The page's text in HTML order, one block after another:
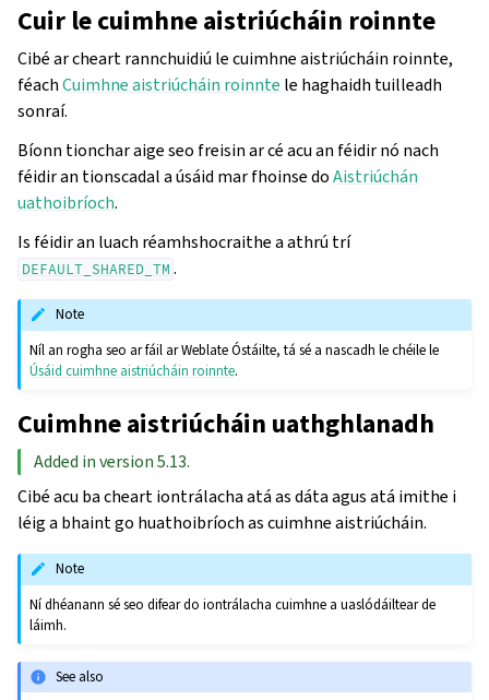
Cuir le cuimhne aistriúcháin roinnte
Cibé ar cheart rannchuidiú le cuimhne aistriúcháin roinnte,
féachCuimhne aistriúcháin roinnte le haghaidh tuilleadh
sonraí.
Bíonn tionchar aige seo freisin ar cé acu an féidir nó nach
féidir an tionscadal a úsáid mar fhoinse doAistriúchán
uathoibríoch.
Is féidir an luach réamhshocraithe a athrú trí
DEFAULT_SHARED_TM .
Note
Níl an rogha seo ar fáil ar Weblate Óstáilte, tá sé a nascadh le chéile le
Úsáid cuimhne aistriúcháin roinnte.
Cuimhne aistriúcháin uathghlanadh
Added in version 5.13.
Cibé acu ba cheart iontrálacha atá as dáta agus atá imithe i
léig a bhaint go huathoibríoch as cuimhne aistriúcháin.
Note
Ní dhéanann sé seo difear do iontrálacha cuimhne a uaslódáiltear de
láimh.
See also